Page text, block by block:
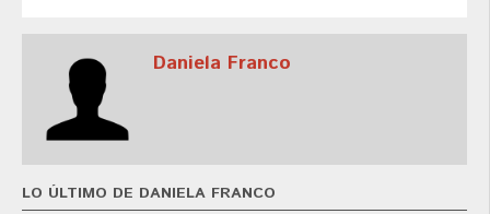
Daniela Franco
LO ÚLTIMO DE DANIELA FRANCO